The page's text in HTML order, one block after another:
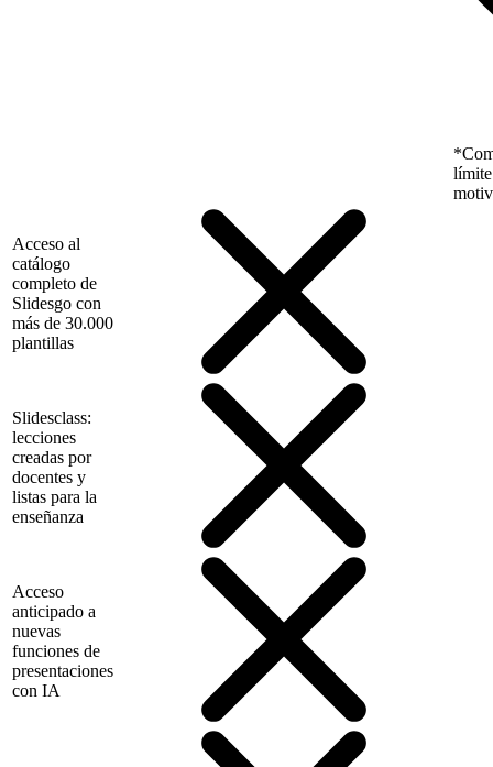
límite
Acceso al
catálogo
completo de
Slidesgo con
más de 30.000
plantillas
Slidesclass:
lecciones
creadas por
docentes y
listas para la
enseñanza
Acceso
anticipado a
nuevas
funciones de
presentaciones
con IA